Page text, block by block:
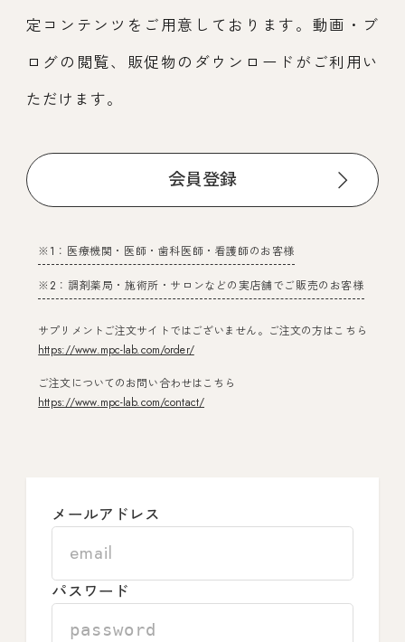
定コンテンツをご用意しております。動画・ブ
ログの閲覧、販促物のダウンロードがご利用い
ただけます。
会員登録
※1：医療機関・医師・歯科医師・看護師のお客様
※2：調剤薬局・施術所・サロンなどの実店舗でご販売のお客様
サプリメントご注文サイトではございません。ご注文の方はこちら
https://www.mpc-lab.com/order/
ご注文についてのお問い合わせはこちら
https://www.mpc-lab.com/contact/
メールアドレス
パスワード